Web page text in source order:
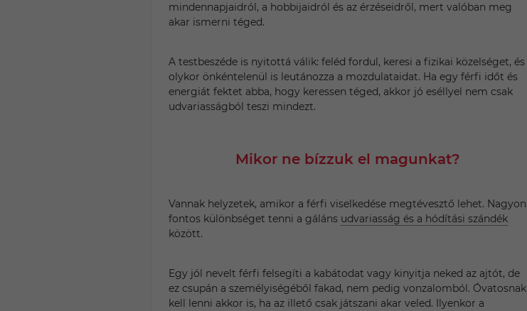
mindennapjaidról, a hobbijaidról és az érzéseidről, mert valóban meg
akar ismerni téged.
A testbeszéde is nyitottá válik: feléd fordul, keresi a fizikai közelséget, és
olykor önkéntelenül is leutánozza a mozdulataidat. Ha egy férfi időt és
energiát fektet abba, hogy keressen téged, akkor jó eséllyel nem csak
udvariasságból teszi mindezt.
Mikor ne bízzuk el magunkat?
Vannak helyzetek, amikor a férfi viselkedése megtévesztő lehet. Nagyon
fontos különbséget tenni a gáláns udvariasság és a hódítási szándék
között.
Egy jól nevelt férfi felsegíti a kabátodat vagy kinyitja neked az ajtót, de
ez csupán a személyiségéből fakad, nem pedig vonzalomból. Óvatosnak
kell lenni akkor is, ha az illető csak játszani akar veled. Ilyenkor a